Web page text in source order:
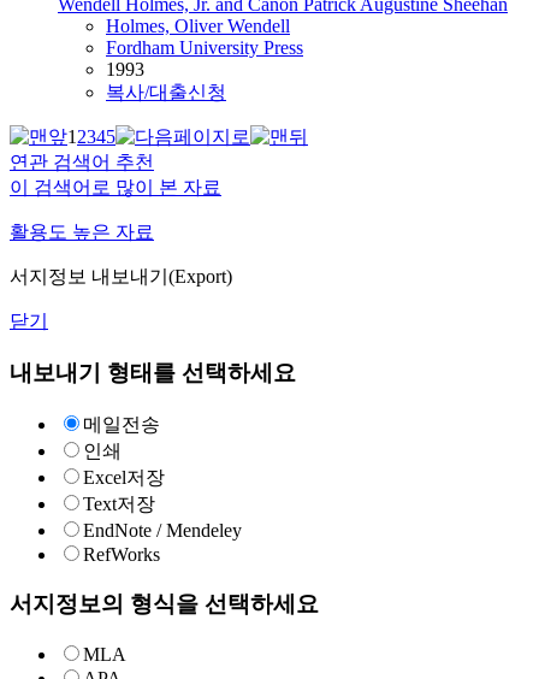
Wendell Holmes, Jr. and Canon Patrick Augustine Sheehan
Holmes, Oliver Wendell
Fordham University Press
1993
복사/대출신청
12345
연관 검색어 추천
이 검색어로 많이 본 자료
활용도 높은 자료
서지정보 내보내기(Export)
닫기
내보내기 형태를 선택하세요
메일전송
인쇄
Excel저장
Text저장
EndNote / Mendeley
RefWorks
서지정보의 형식을 선택하세요
MLA